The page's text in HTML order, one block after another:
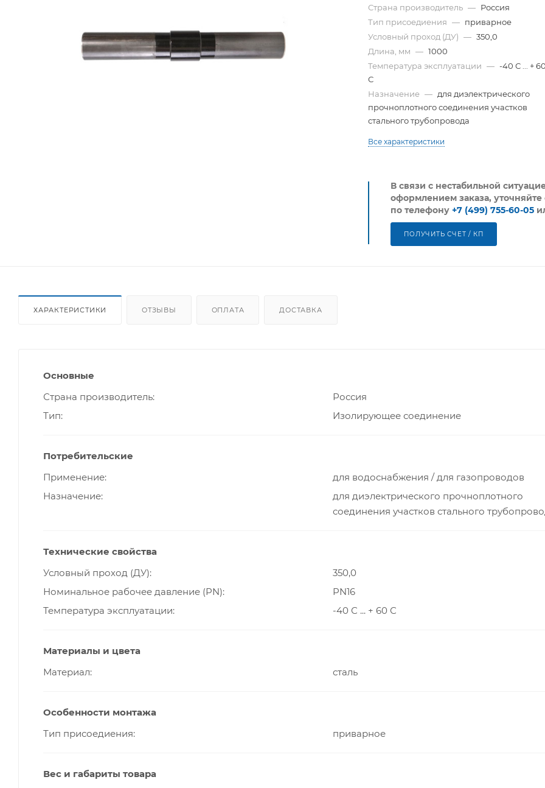
Страна производитель — Россия
Тип присоедиения — приварное
Условный проход (ДУ) — 350,0
Длина, мм — 1000
Температура эксплуатации — -40 С ... +
С
Назначение — для диэлектрического
прочноплотного соединения участков
стального трубопровода
Все характеристики
В связи с нестабильной
оформлением заказа,
по телефону+7 (499) 755-60-05
ПОЛУЧИТЬ СЧЕТ / КП
ХАРАКТЕРИСТИКИ ОТЗЫВЫ ОПЛАТА ДОСТАВКА
Основные
Страна производитель
Россия
Тип
Изолирующее соединение
Потребительские
Применение
для водоснабжения / для газопроводов
Назначение
для диэлектрического прочноплотного
соединения участков стального
Технические свойства
Условный проход (ДУ)
350,0
Номинальное рабочее давление (PN)
PN16
Температура эксплуатации
-40 С ... + 60 С
Материалы и цвета
Материал
сталь
Особенности монтажа
Тип присоедиения
приварное
Вес и габариты товара